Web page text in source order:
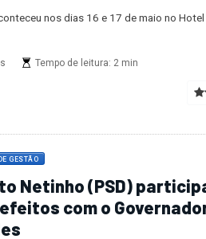
nos dias 16 e 17 de maio no Hotel
Tempo de leitura: 2 min
GESTÃO
Netinho (PSD)
com o